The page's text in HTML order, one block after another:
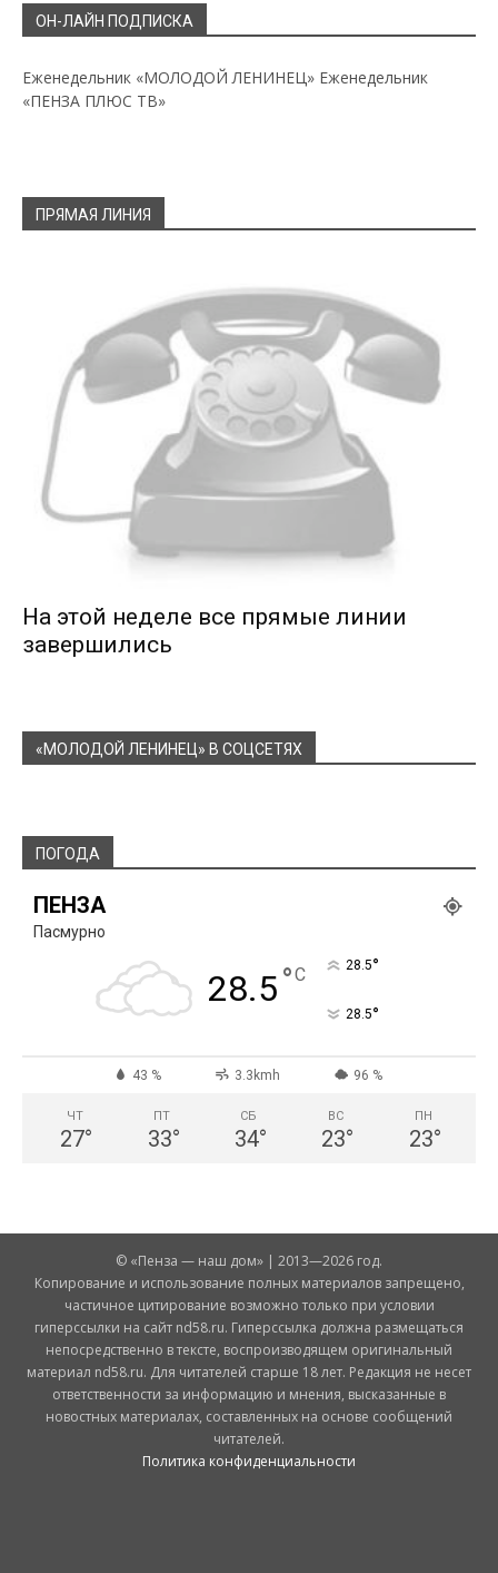
ОН-ЛАЙН ПОДПИСКА
Еженедельник «МОЛОДОЙ ЛЕНИНЕЦ» Еженедельник
«ПЕНЗА ПЛЮС ТВ»
ПРЯМАЯ ЛИНИЯ
На этой неделе все прямые линии
завершились
«МОЛОДОЙ ЛЕНИНЕЦ» В СОЦСЕТЯХ
ПОГОДА
ПЕНЗА
Пасмурно
28.5°C 28.5°
28.5°
43 % 3.3kmh 96 %
ЧТ
27°
ПТ
33°
СБ
34°
ВС
23°
ПН
23°
© «Пенза — наш дом» | 2013—2026 год.
Копирование и использование полных материалов запрещено,
частичное цитирование возможно только при условии
гиперссылки на сайт nd58.ru. Гиперссылка должна размещаться
непосредственно в тексте, воспроизводящем оригинальный
материал nd58.ru. Для читателей старше 18 лет. Редакция не несет
ответственности за информацию и мнения, высказанные в
новостных материалах, составленных на основе сообщений
читателей.
Политика конфиденциальности